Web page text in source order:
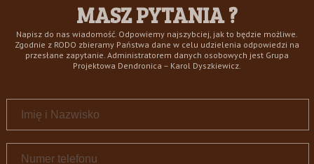
MASZ PYTANIA ?
Napisz do nas wiadomość. Odpowiemy najszybciej, jak to będzie możliwe.
Zgodnie z RODO zbieramy Państwa dane w celu udzielenia odpowiedzi na
przesłane zapytanie. Administratorem danych osobowych jest Grupa
Projektowa Dendronica – Karol Dyszkiewicz.